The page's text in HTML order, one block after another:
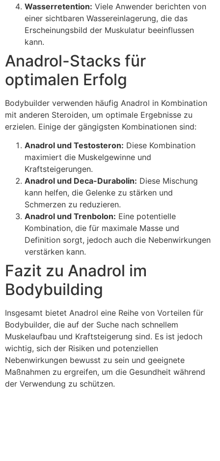
Wasserretention: Viele Anwender berichten von
einer sichtbaren Wassereinlagerung, die das
Erscheinungsbild der Muskulatur beeinflussen
kann.
Anadrol-Stacks für
optimalen Erfolg
Bodybuilder verwenden häufig Anadrol in Kombination
mit anderen Steroiden, um optimale Ergebnisse zu
erzielen. Einige der gängigsten Kombinationen sind:
Anadrol und Testosteron: Diese Kombination
maximiert die Muskelgewinne und
Kraftsteigerungen.
Anadrol und Deca-Durabolin: Diese Mischung
kann helfen, die Gelenke zu stärken und
Schmerzen zu reduzieren.
Anadrol und Trenbolon: Eine potentielle
Kombination, die für maximale Masse und
Definition sorgt, jedoch auch die Nebenwirkungen
verstärken kann.
Fazit zu Anadrol im
Bodybuilding
Insgesamt bietet Anadrol eine Reihe von Vorteilen für
Bodybuilder, die auf der Suche nach schnellem
Muskelaufbau und Kraftsteigerung sind. Es ist jedoch
wichtig, sich der Risiken und potenziellen
Nebenwirkungen bewusst zu sein und geeignete
Maßnahmen zu ergreifen, um die Gesundheit während
der Verwendung zu schützen.